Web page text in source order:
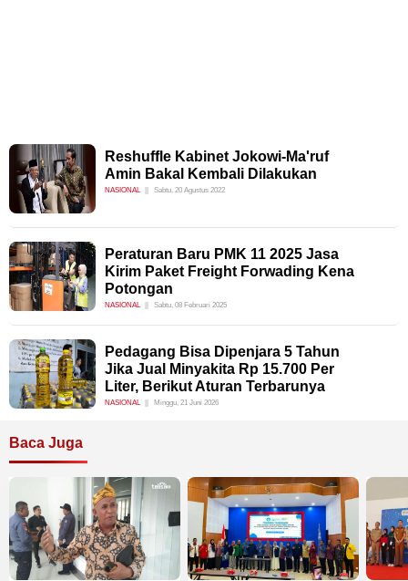
Reshuffle Kabinet Jokowi-Ma'ruf
Amin Bakal Kembali Dilakukan
NASIONAL Sabtu, 20 Agustus 2022
Peraturan Baru PMK 11 2025 Jasa
Kirim Paket Freight Forwading Kena
Potongan
NASIONAL Sabtu, 08 Februari 2025
Pedagang Bisa Dipenjara 5 Tahun
Jika Jual Minyakita Rp 15.700 Per
Liter, Berikut Aturan Terbarunya
NASIONAL Minggu, 21 Juni 2026
Baca Juga